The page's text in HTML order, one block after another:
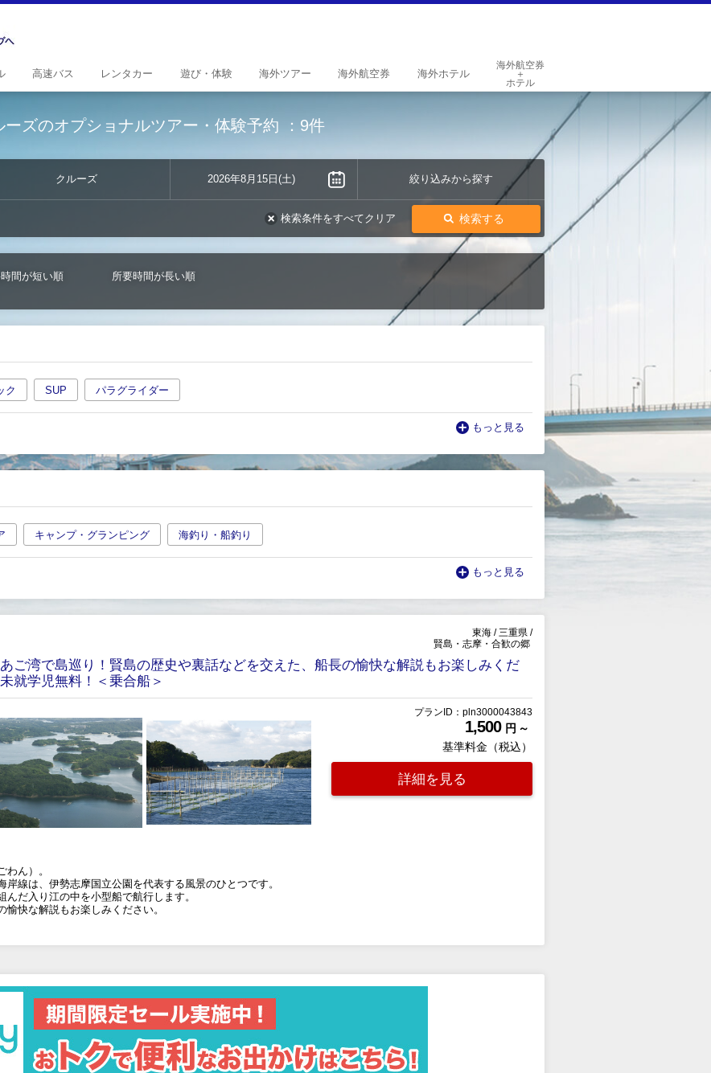
高速バス レンタ カー 遊び・ 体験 海外ツアー 海外航空券 海外ホテル
海外航空券
＋
ホテル
ズのオプショナルツアー・体験予約 ：9件
クルーズ 2026年8月15日(土) 絞り込みから探す
検索する
検索条件をすべてクリア
間が短い順 所要時間が長い順
ク SUP パラグライダー
もっと見る
キャンプ・グランピング 海釣り・船釣り
もっと見る
東海 / 三重県 /
賢島・志摩・合歓の郷
ご湾で島巡り！賢島の歴史や裏話などを交えた、船長の愉快な解説もお楽しみくだ
就学児無料！＜乗合船＞
プランID：pln3000043843
1,500 円 ～
基準料金（税込）
詳細を見る
わん）。
線は、伊勢志摩国立公園を代表する風景のひとつです。
だ入り江の中を小型船で航行します。
快な解説もお楽しみください。